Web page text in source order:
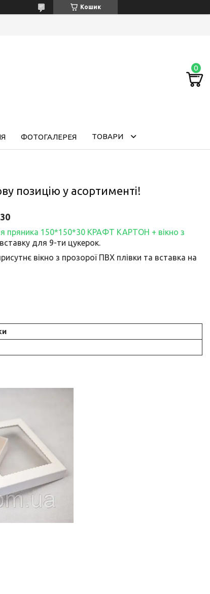
Кошик
ФОТОГАЛЕРЕЯ ТОВАРИ
позицію у асортименті!
пряника 150*150*30 КРАФТ КАРТОН + вікно з
для 9-ти цукерок.
вікно з прозорої ПВХ плівки та вставка на